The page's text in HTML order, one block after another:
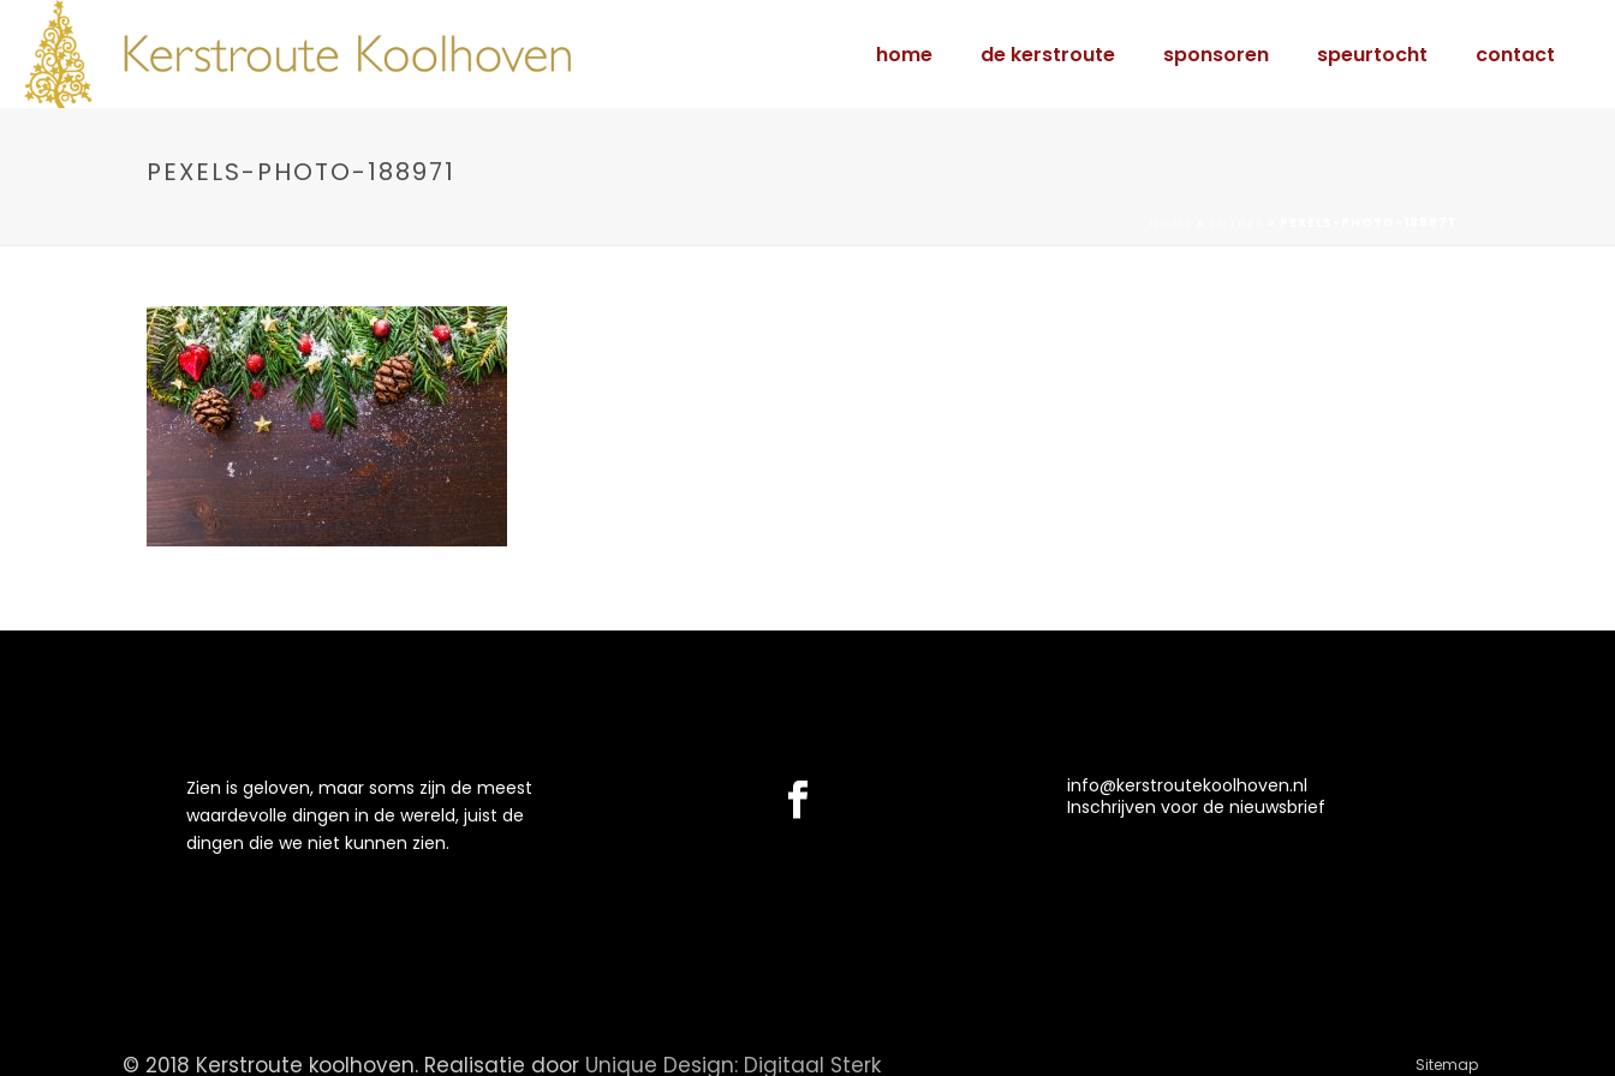
home de kerstroute sponsoren speurtocht contact
PEXELS-PHOTO-188971
Zien is geloven, maar soms zijn de meest
waardevolle dingen in de wereld, juist de
dingen die we niet kunnen zien.
info@kerstroutekoolhoven.nl
Inschrijven voor de nieuwsbrief
© 2018 Kerstroute koolhoven. Realisatie door Unique Design: Digitaal Sterk Sitemap